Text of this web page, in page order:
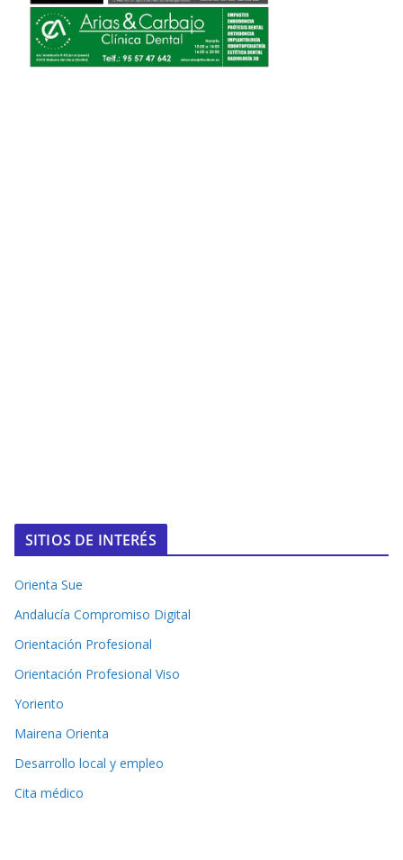
SITIOS DE INTERÉS
Orienta Sue
Andalucía Compromiso Digital
Orientación Profesional
Orientación Profesional Viso
Yoriento
Mairena Orienta
Desarrollo local y empleo
Cita médico